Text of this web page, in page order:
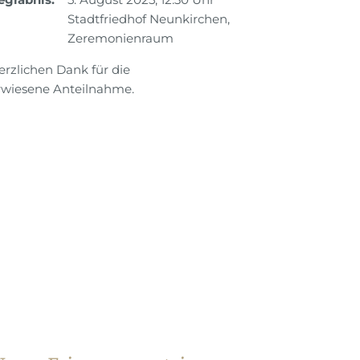
Stadtfriedhof Neunkirchen,
Zeremonienraum
Dank für die
Anteilnahme.